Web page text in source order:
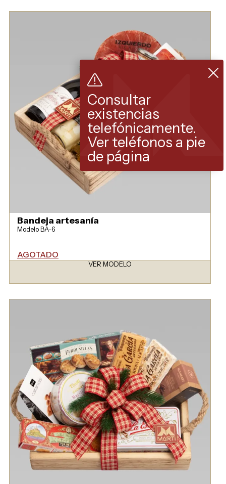
Bandeja artesanía
Modelo BA-6
AGOTADO
VER MODELO
Consultar
existencias
telefónicamente.
Ver teléfonos a pie
de página